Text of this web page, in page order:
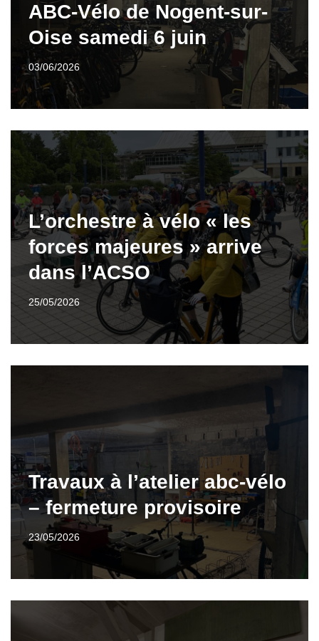
ABC-Vélo de Nogent-sur-
Oise samedi 6 juin
03/06/2026
L’orchestre à vélo « les
forces majeures » arrive
dans l’ACSO
25/05/2026
Travaux à l’atelier abc-vélo
– fermeture provisoire
23/05/2026